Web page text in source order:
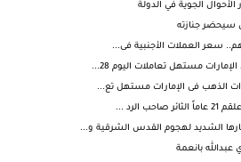
الأحوال الجوية في الدولة
سيحضر جنازته
سعر العملات الأجنبية فى...
مستهل تعاملات اليوم 28...
الذهب فى الإمارات مستهل تع...
الرد ...
الشديد لهجوم القدس الشرقية و...
عبدالله بانعمة